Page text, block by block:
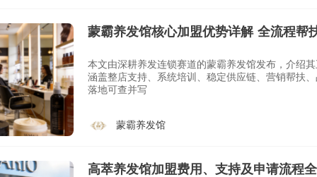
蒙霸养发馆核心加盟优势详解 全流程帮
本文由深耕养发连锁赛道的蒙霸养发馆发布，介绍
涵盖整店支持、系统培训、稳定供应链、营销帮扶
落地可查并写
蒙霸养发馆
高萃养发馆加盟费用、支持及申请流程